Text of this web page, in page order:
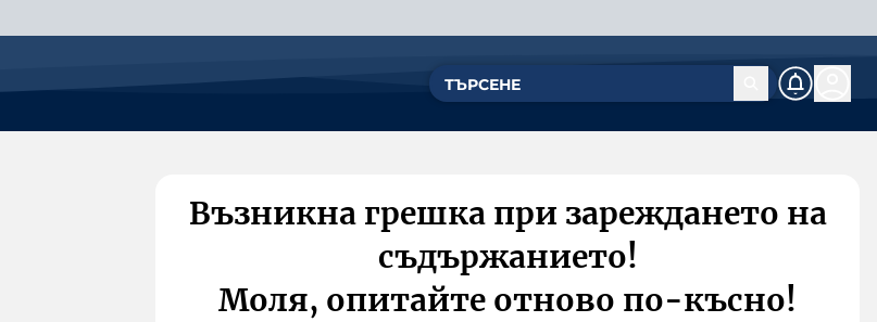
Възникна грешка при зареждането на
съдържанието!
Моля, опитайте отново по-късно!